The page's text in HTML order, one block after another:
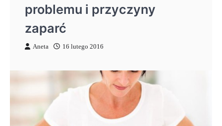
problemu i przyczyny
zaparć
Aneta 16 lutego 2016